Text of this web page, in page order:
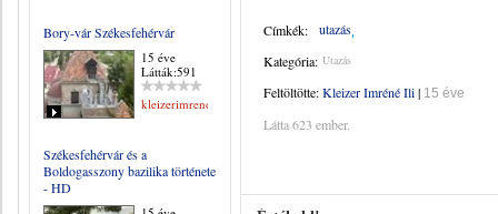
Bory-vár Székesfehérvár
15 éve
Látták:591
kleizerimrene
Székesfehérvár és a
Boldogasszony bazilika története
- HD
Címkék:
utazás
Kategória: Utazás
Feltöltötte:Kleizer Imréné Ili| 15 éve
Látta 623 ember.